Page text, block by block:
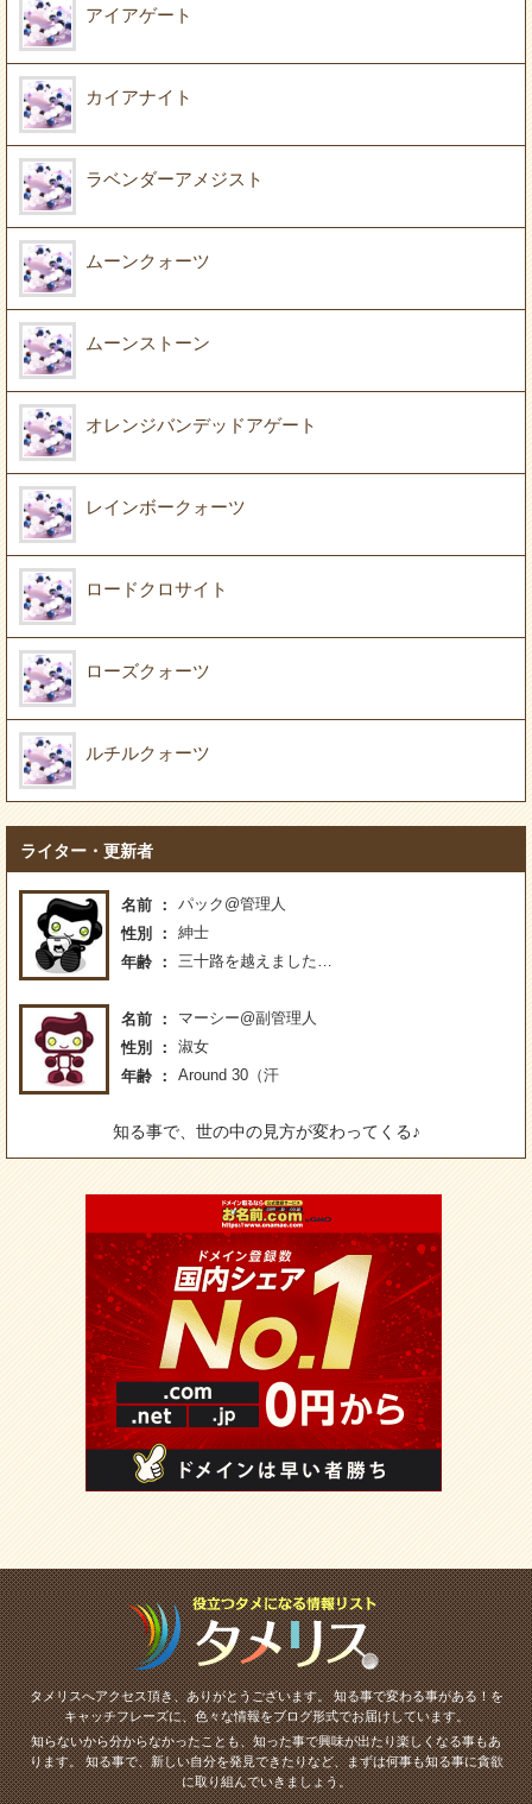
アイアゲート
カイアナイト
ラベンダーアメジスト
ムーンクォーツ
ムーンストーン
オレンジバンデッドアゲート
レインボークォーツ
ロードクロサイト
ローズクォーツ
ルチルクォーツ
ライター・更新者
名前
パック@管理人
性別
紳士
年齢
三十路を越えました…
名前
マーシー@副管理人
性別
淑女
年齢
Around 30（汗
知る事で、世の中の見方が変わってくる♪
タメリスへアクセス頂き、ありがとうございます。知る事で変わる事がある！を
キャッチフレーズに、色々な情報をブログ形式でお届けしています。
知らないから分からなかったことも、知った事で興味が出たり楽しくなる事もあ
ります。知る事で、新しい自分を発見できたりなど、まずは何事も知る事に貪欲
に取り組んでいきましょう。